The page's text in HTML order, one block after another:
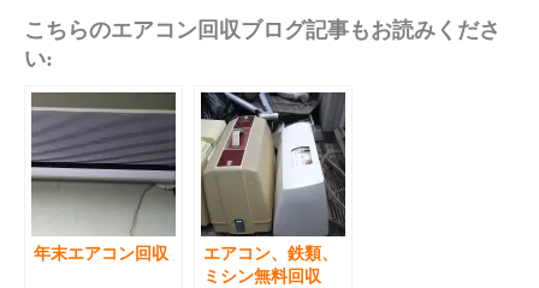
こちらのエアコン回収ブログ記事もお読みくださ
い:
年末エアコン回収
エアコン、鉄類、
ミシン無料回収